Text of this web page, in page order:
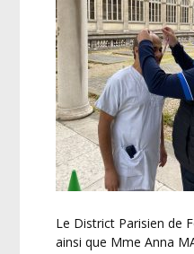
Le District Parisien de Football souhaite remercier l’Assistance publique – Hôpitaux de Paris
ainsi que Mme Anna